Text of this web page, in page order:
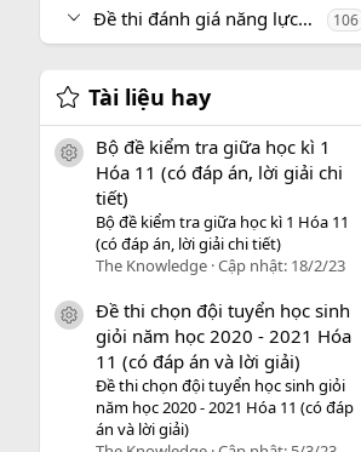
Đề thi đánh giá năng lực, tư duy 106
Tài liệu hay
icon tài liệu
Bộ đề kiểm tra giữa học kì 1
Hóa 11 (có đáp án, lời giải chi
tiết)
Bộ đề kiểm tra giữa học kì 1 Hóa 11
(có đáp án, lời giải chi tiết)
The Knowledge Cập nhật: 18/2/23
icon tài liệu
Đề thi chọn đội tuyển học sinh
giỏi năm học 2020 - 2021 Hóa
11 (có đáp án và lời giải)
Đề thi chọn đội tuyển học sinh giỏi
năm học 2020 - 2021 Hóa 11 (có đáp
án và lời giải)